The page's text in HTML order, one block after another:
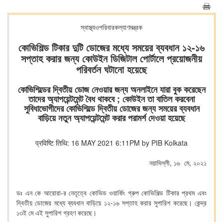
স্বাস্থ্যওপরিবারকল্যাণমন্ত্রক
কোভিশিল্ড টিকার দুটি ডোজের মধ্যে সময়ের ব্যবধান ১২-১৬
সপ্তাহ করার জন্য কোউইন ডিজিটাল পোর্টালে প্রয়োজনীয়
পরিবর্তন ঘটানো হয়েছে
কোভিশিল্ডের দ্বিতীয় ডোজ নেওয়ার জন্য অনলাইনে যারা বুক করেছেন
তাদের অ্যাপয়েন্টমেন্ট বৈধ থাকবে ; কোউইন তা বাতিল করবেনা
সুবিধাভোগীদের কোভিশিল্ডে দ্বিতীয় ডোজের জন্য সময়ের ব্যবধান
বাড়িয়ে নতুন অ্যাপয়েন্টমেন্ট করার পরামর্শ দেওয়া হয়েছে
प्रविष्टि तिथि: 16 MAY 2021 6:11PM by PIB Kolkata
নয়াদিল্লী, ১৬ মে, ২০২১
ডঃ এন কে আরোরা-র নেতৃত্বে কোভিড ওয়ার্কিং গ্রুপ কোভিশিল্ড টিকার প্রথম এবং
দ্বিতীয় ডোজের মধ্যে ব্যবধান বাড়িয়ে ১২-১৬ সপ্তাহ করার সুপারিশ করেছে। কেন্দ্র
১৩ই মে এই সুপারিশ গ্রহণ করেছে।